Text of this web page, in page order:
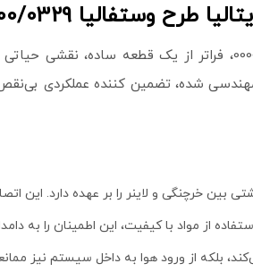
وستفالیا 0000/0329
شده، تضمین‌ کننده عملکردی
بین خرچنگی و لاینر را بر عهده دارد. این
استفاده از مواد با کیفیت، این اطمینان را
بلکه از ورود هوا به داخل سیستم